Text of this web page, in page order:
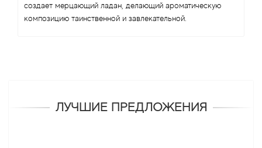
создает мерцающий ладан, делающий ароматическую
композицию таинственной и завлекательной.
ЛУЧШИЕ ПРЕДЛОЖЕНИЯ